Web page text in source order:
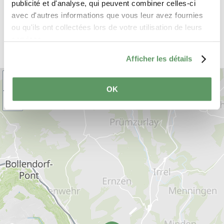
publicité et d'analyse, qui peuvent combiner celles-ci
avec d'autres informations que vous leur avez fournies
ou qu'ils ont collectées lors de votre utilisation de leurs
Afficher les détails
OK
VISITE GUIDÉE POUR
ENFANTS - TOUR MÉDIÉVAL
+
–